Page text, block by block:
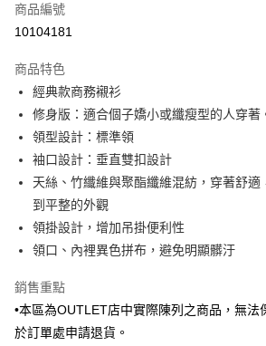
信用卡分期付款
合作金庫商業銀行
華南商業銀行
上海商業儲蓄銀行
台北富邦
國泰世華商業銀行
臺灣中小企業銀行
匯豐（台灣）商業銀行
華泰商業
聯邦商業銀行
遠東國
元大商業銀行
玉山商業銀行
台新國際商業銀行
中國信託
6 期 0 利率 每期
華南商業銀行
彰化商業
上海商業儲蓄銀行
國泰世華商業銀行
臺灣中小企業銀行
台中商業
匯豐（台灣）商業銀行
聯邦商業銀行
元大商業銀行
玉山商業銀行
星展（台
台灣樂天信用卡公司
LINE Pay
Apple Pay
街口支付
悠遊付
Google Pay
AFTEE先享後付
相關說明
商品編號
10104181
商品特色
經典款商務襯衫
修身版：適合個子嬌小或纖瘦型的人穿著
領型設計：標準領
袖口設計：垂直雙扣設計
天絲、竹纖維與聚酯纖維混紡，穿著舒適
到平整的外觀
領掛設計，增加吊掛便利性
領口、內裡異色拼布，避免明顯髒汙
銷售重點
•本區為OUTLET店中實際陳列之商品，無法
於訂單處申請退貨。